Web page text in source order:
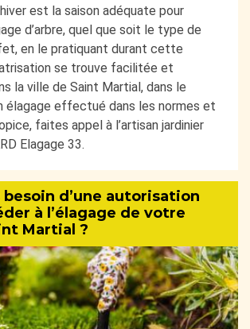
est la saison adéquate pour
d’arbre, quel que soit le type de
en le pratiquant durant cette
se trouve facilitée et
la ville de Saint Martial, dans le
élagage effectué dans les normes et
faites appel à l’artisan jardinier
Elagage 33.
besoin d’une autorisation
à l’élagage de votre
Martial ?